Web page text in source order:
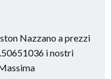
Nazzano a prezzi
i nostri